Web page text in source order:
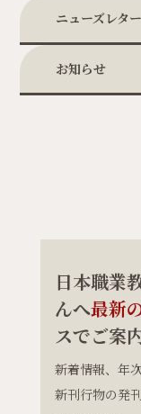
ニューズレター
お知らせ
日本職業
んへ最新
スでご案
新着情報、年
新刊行物の発